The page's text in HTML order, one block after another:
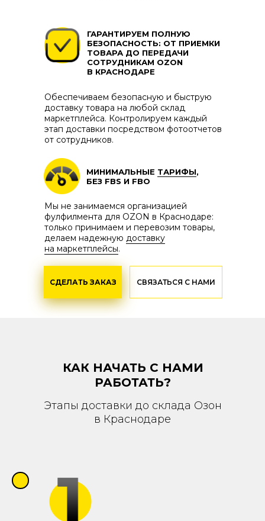
СДЕЛАТЬ ЗАКАЗ СВЯЗАТЬСЯ С НАМИ
ГАРАНТИРУЕМ ПОЛНУЮ
БЕЗОПАСНОСТЬ: ОТ ПРИЕМКИ
ТОВАРА ДО ПЕРЕДАЧИ
СОТРУДНИКАМ OZON
В КРАСНОДАРЕ
Обеспечиваем безопасную и быструю
доставку товара на любой склад
маркетплейса. Контролируем каждый
этап доставки посредством фотоотчетов
от сотрудников.
МИНИМАЛЬНЫЕ ТАРИФЫ,
БЕЗ FBS И FBO
Мы не занимаемся организацией
фулфилмента для OZON в Краснодаре:
только принимаем и перевозим товары,
делаем надежную доставку
на маркетплейсы.
КАК НАЧАТЬ С НАМИ
РАБОТАТЬ?
Этапы доставки до склада Озон
в Краснодаре